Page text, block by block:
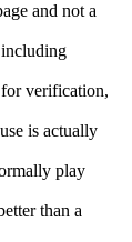
and not a
verification,
is actually
play
than a